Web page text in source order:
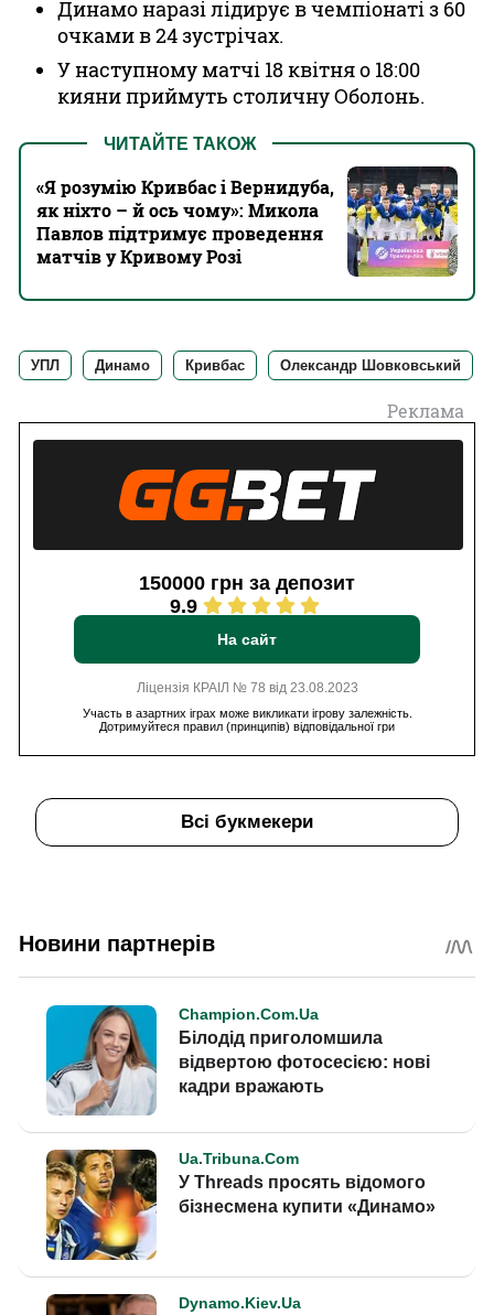
Динамо наразі лідирує в чемпіонаті з 60
очками в 24 зустрічах.
У наступному матчі 18 квітня о 18:00
кияни приймуть столичну Оболонь.
ЧИТАЙТЕ ТАКОЖ
«Я розумію Кривбас і Вернидуба,
як ніхто – й ось чому»: Микола
Павлов підтримує проведення
матчів у Кривому Розі
УПЛ Динамо Кривбас Олександр Шовковський
Реклама
150000 грн за депозит
9.9
На сайт
Ліцензія КРАІЛ № 78 від 23.08.2023
Участь в азартних іграх може викликати ігрову залежність.
Дотримуйтеся правил (принципів) відповідальної гри
Всі букмекери